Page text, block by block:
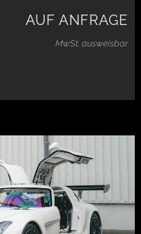
AUF ANFRAGE
MwSt. ausweisbar